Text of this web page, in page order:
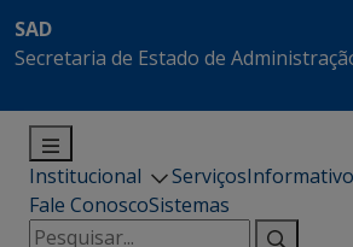
SAD
Secretaria de Estado de
Institucional Serviços
Fale ConoscoSistemas
Pesquisar